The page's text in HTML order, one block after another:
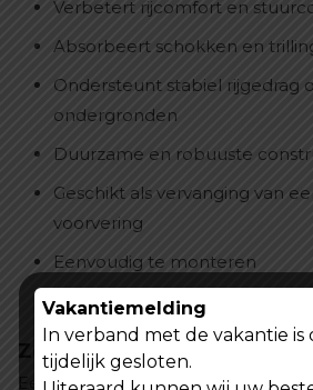
Verbetert rijcomfort en
Absorbeert schokken en
Ondersteunt stabiel rijgedrag
ondergronden
Duurzame en robuuste
Geschikt als vervanging van
voorvering
Eenvoudig te monteren
Ideaal voor dagelijks gebruik
Zorg voor optimale
Een goed werkende voorvork
Vakantiemelding
In verband met de vakantie is
tijdelijk gesloten.